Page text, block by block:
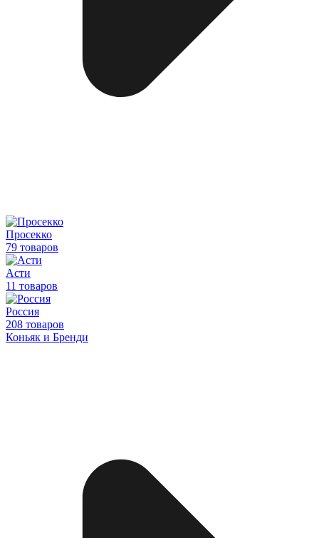
Просекко
79 товаров
Асти
11 товаров
Россия
208 товаров
Коньяк и Бренди